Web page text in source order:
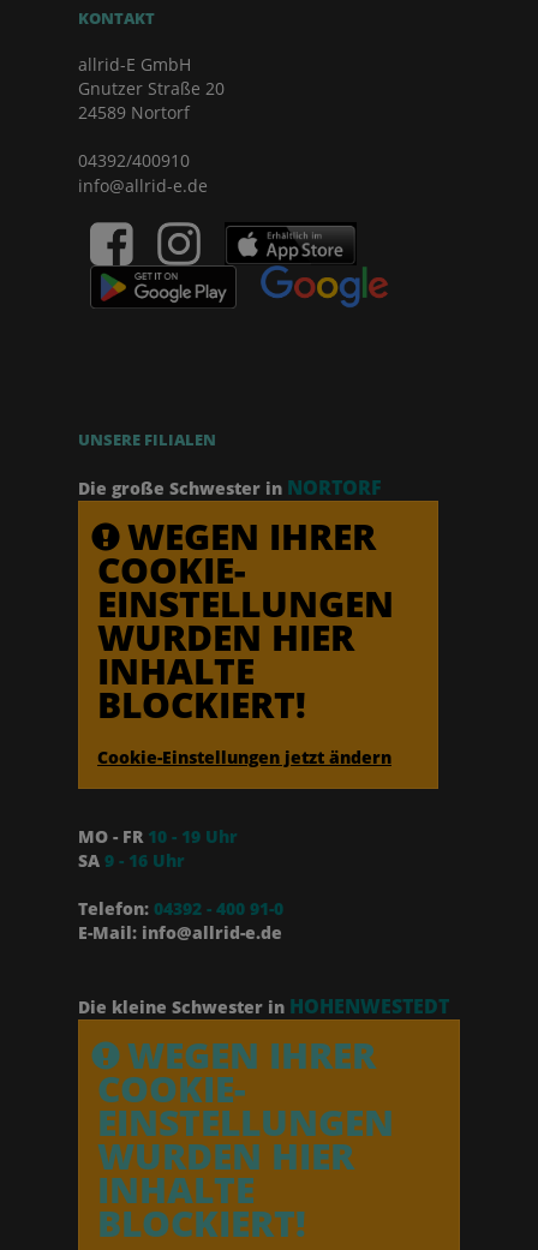
KONTAKT
allrid-E GmbH
Gnutzer Straße 20
24589 Nortorf
04392/400910
info@allrid-e.de
UNSERE FILIALEN
Die große Schwester in NORTORF
WEGEN IHRER
COOKIE-
EINSTELLUNGEN
WURDEN HIER
INHALTE
BLOCKIERT!
Cookie-Einstellungen jetzt ändern
MO - FR 10 - 19 Uhr
SA 9 - 16 Uhr
Telefon: 04392 - 400 91-0
E-Mail: info@allrid-e.de
Die kleine Schwester in HOHENWESTEDT
WEGEN IHRER
COOKIE-
EINSTELLUNGEN
WURDEN HIER
INHALTE
BLOCKIERT!